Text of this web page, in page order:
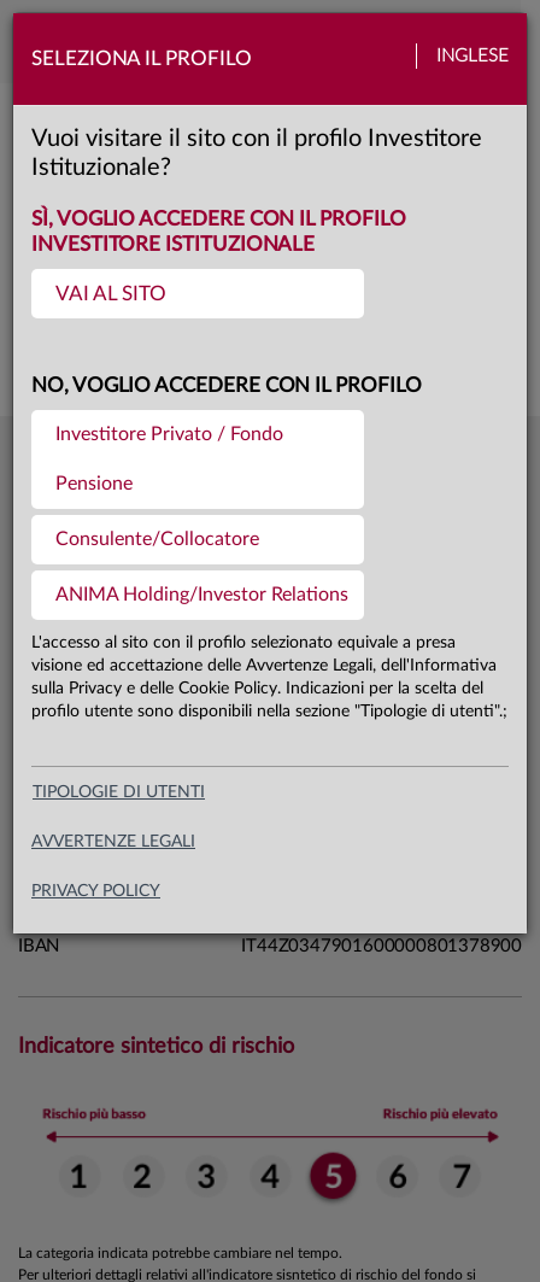
SELEZIONA IL PROFILO INGLESE
Vuoi visitare il sito con il profilo Investitore
Istituzionale?
SÌ, VOGLIO ACCEDERE CON IL PROFILO
INVESTITORE ISTITUZIONALE
VAI AL SITO
NO, VOGLIO ACCEDERE CON IL PROFILO
Investitore Privato / Fondo
Pensione
Consulente/Collocatore
ANIMA Holding/Investor Relations
L'accesso al sito con il profilo selezionato equivale a presa
visione ed accettazione delle Avvertenze Legali, dell'Informativa
sulla Privacy e delle Cookie Policy. Indicazioni per la scelta del
profilo utente sono disponibili nella sezione "Tipologie di utenti".;
TIPOLOGIE DI UTENTI
AVVERTENZE LEGALI
PRIVACY POLICY
Toggle
Anima Azionario Europa LTE
Classe: SI
Questa è una comunicazione di marketing. Si prega di consultare il prospetto e
Ultima quota
04.08.26
Patrimonio fondo31.07.26
Patrimonio classe SI 31.07.26
Carta di identità
Linea
Macrocategoria
Domicilio
Data di avvio
IBAN
IT44Z0347901600000801378900
Indicatore sintetico di rischio
La categoria indicata potrebbe cambiare nel tempo.
Per ulteriori dettagli relativi all'indicatore sisntetico di rischio del fondo si